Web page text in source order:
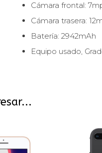
Cámara frontal:
Cámara trasera:
Batería: 2942mAh
Equipo usado,